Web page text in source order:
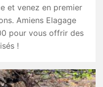
et venez en premier
Amiens Elagage
pour vous offrir des
!